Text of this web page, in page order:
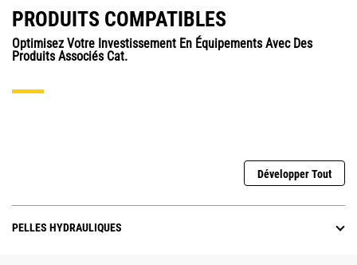
PRODUITS COMPATIBLES
Optimisez Votre Investissement En Équipements Avec Des
Produits Associés Cat.
Développer Tout
PELLES HYDRAULIQUES